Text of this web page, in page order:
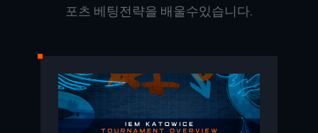
포츠 베팅전략을 배울수있습니다.